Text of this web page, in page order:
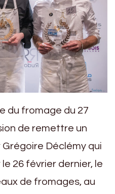
du fromage du 27
de remettre un
Déclémy qui
26 février dernier, le
de fromages, au